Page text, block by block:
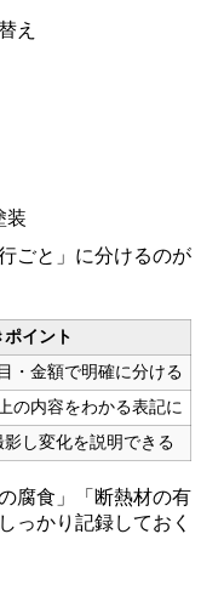
え
装
ごと」に分けるのが
イント
・金額で明確に分ける
の内容をわかる表記に
し変化を説明できる
腐食」「断熱材の有
っかり記録しておく